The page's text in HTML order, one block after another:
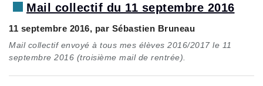
Mail collectif du 11 septembre 2016
11 septembre 2016, par Sébastien Bruneau
Mail collectif envoyé à tous mes élèves 2016/2017 le 11
septembre 2016 (troisième mail de rentrée).